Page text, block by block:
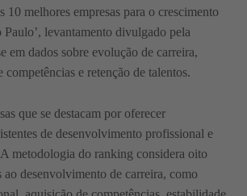
10 melhores empresas para o crescimento
Paulo’, levantamento divulgado pela
em dados sobre evolução de carreira,
e retenção de talentos.
que se destacam por oferecer
de desenvolvimento profissional e
metodologia do ranking considera oito
ao desenvolvimento de carreira, como